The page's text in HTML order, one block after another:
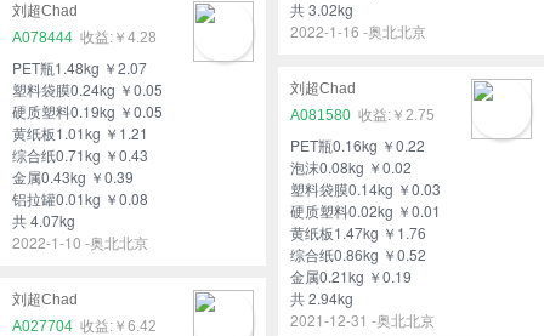
共 3.02kg
2022-1-16 -奥北北京
刘超Chad
A078444
￥4.28
PET瓶1.48kg ￥2.07
塑料袋膜0.24kg ￥0.05
硬质塑料0.19kg ￥0.05
黄纸板1.01kg ￥1.21
综合纸0.71kg ￥0.43
金属0.43kg ￥0.39
铝拉罐0.01kg ￥0.08
共 4.07kg
2022-1-10 -奥北北京
刘超Chad
A081580
￥2.75
PET瓶0.16kg ￥0.22
泡沫0.08kg ￥0.02
塑料袋膜0.14kg ￥0.03
硬质塑料0.02kg ￥0.01
黄纸板1.47kg ￥1.76
综合纸0.86kg ￥0.52
金属0.21kg ￥0.19
共 2.94kg
2021-12-31 -奥北北京
刘超Chad
A027704
￥6.42